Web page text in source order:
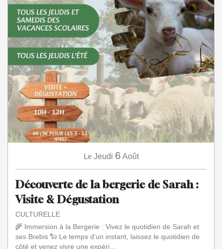
Le Jeudi 6 Août
Découverte de la bergerie de Sarah :
Visite & Dégustation
CULTURELLE
🌾 Immersion à la Bergerie : Vivez le quotidien de Sarah et
ses Brebis 🐑 Le temps d’un instant, laissez le quotidien de
côté et venez vivre une expéri...